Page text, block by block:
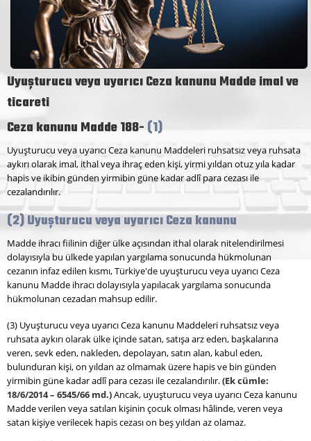
Uyuşturucu veya uyarıcı Ceza kanunu Madde imal ve
ticareti
Ceza kanunu Madde 188-(1)
Uyuşturucu veya uyarıcı Ceza kanunu Maddeleri ruhsatsız veya ruhsata
aykırı olarak imal, ithal veya ihraç eden kişi, yirmi yıldan otuz yıla kadar
hapis ve ikibin günden yirmibin güne kadar adlî para cezası ile
cezalandırılır.
(2)Uyuşturucu veya uyarıcı Ceza kanunu
Madde ihracı fiilinin diğer ülke açısından ithal olarak nitelendirilmesi
dolayısıyla bu ülkede yapılan yargılama sonucunda hükmolunan
cezanın infaz edilen kısmı, Türkiye'de uyuşturucu veya uyarıcı Ceza
kanunu Madde ihracı dolayısıyla yapılacak yargılama sonucunda
hükmolunan cezadan mahsup edilir.
(3) Uyuşturucu veya uyarıcı Ceza kanunu Maddeleri ruhsatsız veya
ruhsata aykırı olarak ülke içinde satan, satışa arz eden, başkalarına
veren, sevk eden, nakleden, depolayan, satın alan, kabul eden,
bulunduran kişi, on yıldan az olmamak üzere hapis ve bin günden
yirmibin güne kadar adlî para cezası ile cezalandırılır.(Ek cümle:
18/6/2014 – 6545/66 md.)Ancak, uyuşturucu veya uyarıcı Ceza kanunu
Madde verilen veya satılan kişinin çocuk olması hâlinde, veren veya
satan kişiye verilecek hapis cezası on beş yıldan az olamaz.